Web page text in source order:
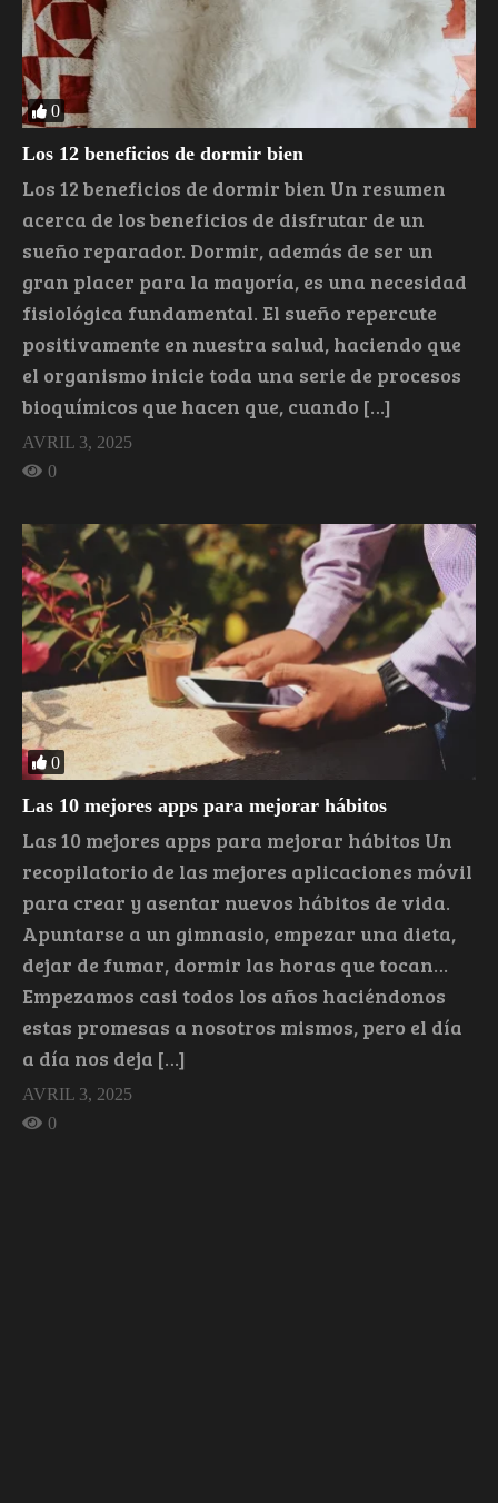
0
Los 12 beneficios de dormir bien
Los 12 beneficios de dormir bien Un resumen
acerca de los beneficios de disfrutar de un
sueño reparador. Dormir, además de ser un
gran placer para la mayoría, es una necesidad
fisiológica fundamental. El sueño repercute
positivamente en nuestra salud, haciendo que
el organismo inicie toda una serie de procesos
bioquímicos que hacen que, cuando […]
AVRIL 3, 2025
0
0
Las 10 mejores apps para mejorar hábitos
Las 10 mejores apps para mejorar hábitos Un
recopilatorio de las mejores aplicaciones móvil
para crear y asentar nuevos hábitos de vida.
Apuntarse a un gimnasio, empezar una dieta,
dejar de fumar, dormir las horas que tocan…
Empezamos casi todos los años haciéndonos
estas promesas a nosotros mismos, pero el día
a día nos deja […]
AVRIL 3, 2025
0